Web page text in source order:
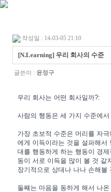
작성일 : 14-03-05 21:10
[N.Learning] 우리 회사의 수준
글쓴이 : 윤정구
우리 회사는 어떤 회사일까?:
사람의 행동은 세 가지 수준에서
가장 초보적 수준은 머리를 자
에게 이득이라는 것을 설파해
대를 행동하게 하는 행동이 경
동이 서로 이득을 많이 볼 것 같
장기적으로 상대나 나나 손해
둘째는 마음을 동하게 해서 나